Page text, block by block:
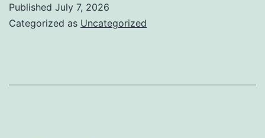
Published July 7, 2026
Categorized as Uncategorized